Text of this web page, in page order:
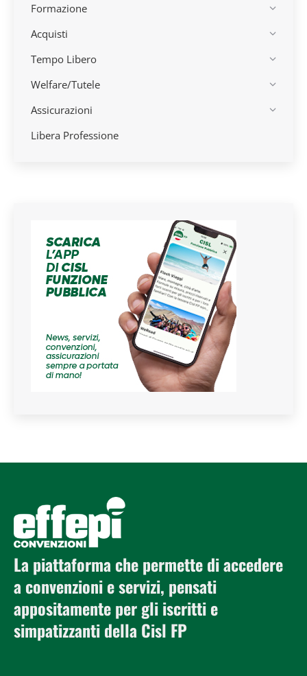
Formazione
Acquisti
Tempo Libero
Welfare/Tutele
Assicurazioni
Libera Professione
La piattaforma che permette di accedere
a convenzioni e servizi, pensati
appositamente per gli iscritti e
simpatizzanti della Cisl FP